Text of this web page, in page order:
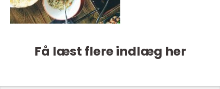
Få læst flere indlæg her